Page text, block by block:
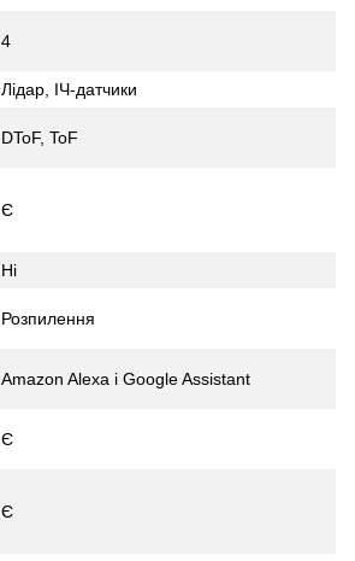
4
Лідар, ІЧ-датчики
DToF, ToF
Є
Ні
Розпилення
Amazon Alexa і Google Assistant
Є
Є